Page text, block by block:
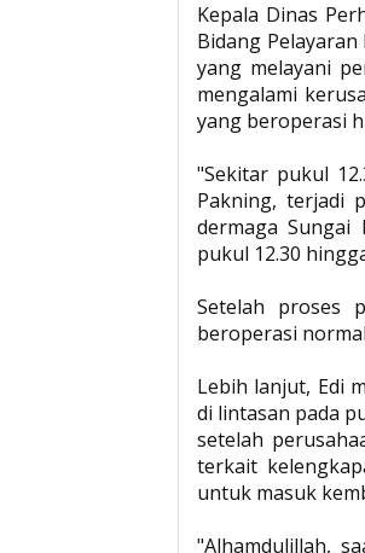
Kepala Dinas
Bidang
yang melayani
mengalami
yang beroperasi
"Sekitar pukul
Pakning, terjadi
dermaga
pukul 12.30
Setelah proses
beroperasi
Lebih lanjut, Edi
di lintasan pada
setelah
terkait
untuk masuk
"Alhamdulillah,